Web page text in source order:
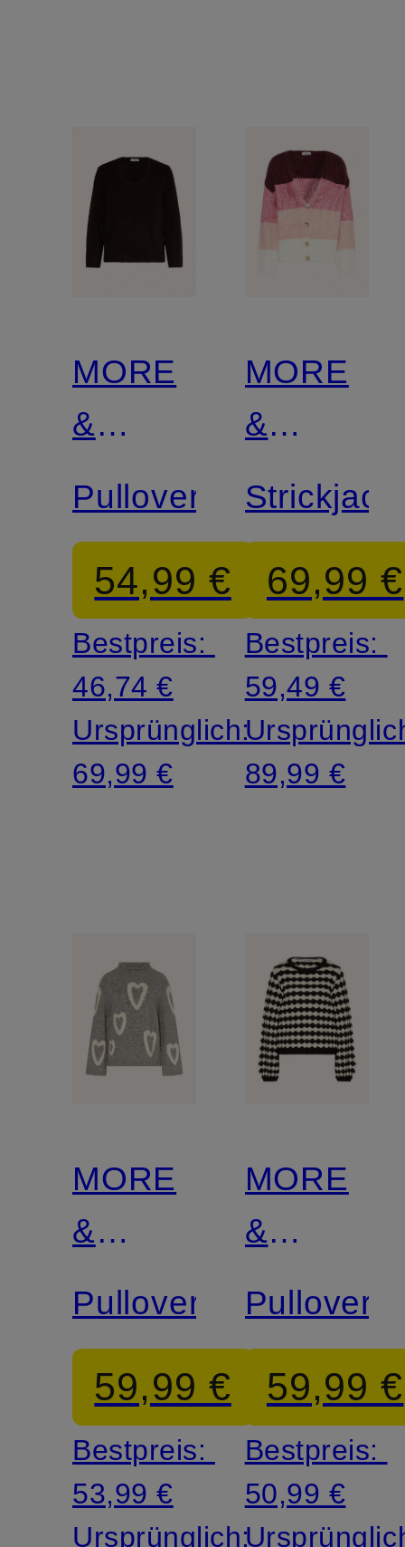
MORE
&
MORE
Pullover
54,99 €
Bestpreis:
46,74 €
Ursprünglich:
69,99 €
MORE
&
MORE
69,99 €
Bestpreis:
59,49 €
89,99 €
MORE
&
MORE
Pullover
59,99 €
Bestpreis:
53,99 €
Ursprünglich:
MORE
&
MORE
Pullover
59,99 €
Bestpreis:
50,99 €